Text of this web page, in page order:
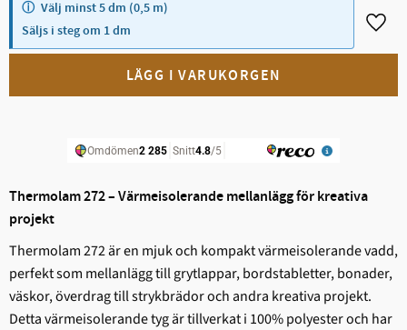
Välj minst 5 dm (0,5 m)
Säljs i steg om 1 dm
Thermolam 272 – Värmeisolerande mellanlägg för kreativa
projekt
Thermolam 272 är en mjuk och kompakt värmeisolerande vadd,
perfekt som mellanlägg till grytlappar, bordstabletter, bonader,
väskor, överdrag till strykbrädor och andra kreativa projekt.
Detta värmeisolerande tyg är tillverkat i 100% polyester och har